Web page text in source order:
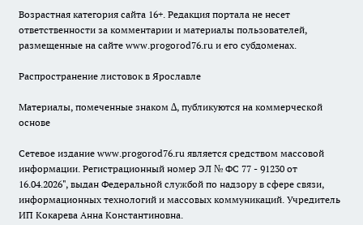
Возрастная категория сайта 16+. Редакция портала не несет
ответственности за комментарии и материалы пользователей,
размещенные на сайте www.progorod76.ru и его субдоменах.
Распространение листовок в Ярославле
Материалы, помеченные знаком ∆, публикуются на коммерческой
основе
Сетевое издание www.progorod76.ru является средством массовой
информации. Регистрационный номер ЭЛ № ФС 77 - 91230 от
16.04.2026", выдан Федеральной службой по надзору в сфере связи,
информационных технологий и массовых коммуникаций. Учредитель
ИП Кокарева Анна Константиновна.